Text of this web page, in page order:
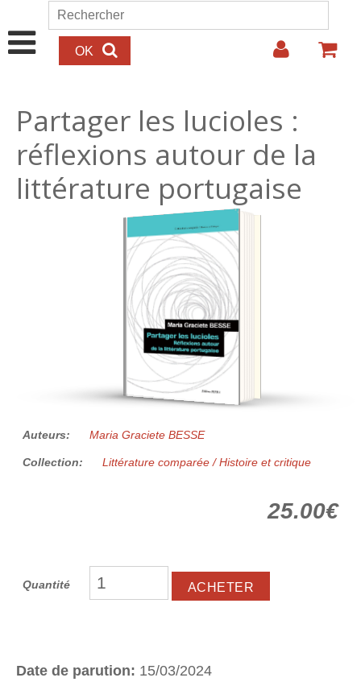
Aller au contenu principal
Formulaire de recherche
Rechercher
Partager les lucioles :
réflexions autour de la
littérature portugaise
25.00€
Auteurs: Maria Graciete BESSE
Collection: Littérature comparée / Histoire et critique
25.00€
Quantité
Date de parution: 15/03/2024